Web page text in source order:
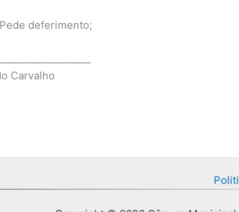
deferimento;
Carvalho